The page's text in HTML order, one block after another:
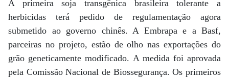
A primeira soja transgênica brasileira tolerante a
herbicidas terá pedido de regulamentação agora
submetido ao governo chinês. A Embrapa e a Basf,
parceiras no projeto, estão de olho nas exportações do
grão geneticamente modificado. A medida foi aprovada
pela Comissão Nacional de Biossegurança. Os primeiros